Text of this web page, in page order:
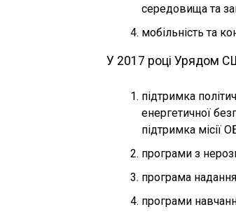
середовища та
мобільність та
У 2017 році Урядом
підтримка
енергетичної
підтримка місії
програми з
програма
програми